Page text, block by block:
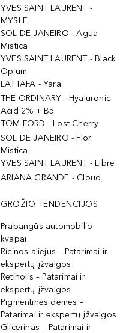
YVES SAINT LAURENT -
MYSLF
SOL DE JANEIRO - Agua
Mistica
YVES SAINT LAURENT - Black
Opium
LATTAFA - Yara
THE ORDINARY - Hyaluronic
Acid 2% + B5
TOM FORD - Lost Cherry
SOL DE JANEIRO - Flor
Mistica
YVES SAINT LAURENT - Libre
ARIANA GRANDE - Cloud
GROŽIO TENDENCIJOS
Prabangūs automobilio
kvapai
Ricinos aliejus – Patarimai ir
ekspertų įžvalgos
Retinolis – Patarimai ir
ekspertų įžvalgos
Pigmentinės dėmės –
Patarimai ir ekspertų įžvalgos
Glicerinas – Patarimai ir